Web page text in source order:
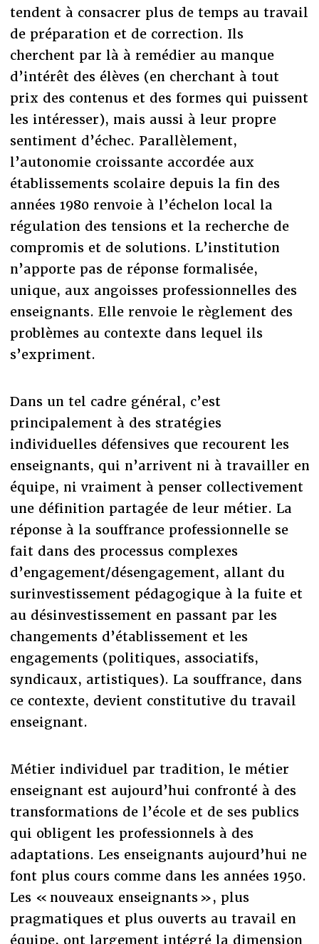
tendent à consacrer plus de temps au travail
de préparation et de correction. Ils
cherchent par là à remédier au manque
d’intérêt des élèves (en cherchant à tout
prix des contenus et des formes qui puissent
les intéresser), mais aussi à leur propre
sentiment d’échec. Parallèlement,
l’autonomie croissante accordée aux
établissements scolaire depuis la fin des
années 1980 renvoie à l’échelon local la
régulation des tensions et la recherche de
compromis et de solutions. L’institution
n’apporte pas de réponse formalisée,
unique, aux angoisses professionnelles des
enseignants. Elle renvoie le règlement des
problèmes au contexte dans lequel ils
s’expriment.
Dans un tel cadre général, c’est
principalement à des stratégies
individuelles défensives que recourent les
enseignants, qui n’arrivent ni à travailler en
équipe, ni vraiment à penser collectivement
une définition partagée de leur métier. La
réponse à la souffrance professionnelle se
fait dans des processus complexes
d’engagement/désengagement, allant du
surinvestissement pédagogique à la fuite et
au désinvestissement en passant par les
changements d’établissement et les
engagements (politiques, associatifs,
syndicaux, artistiques). La souffrance, dans
ce contexte, devient constitutive du travail
enseignant.
Métier individuel par tradition, le métier
enseignant est aujourd’hui confronté à des
transformations de l’école et de ses publics
qui obligent les professionnels à des
adaptations. Les enseignants aujourd’hui ne
font plus cours comme dans les années 1950.
Les « nouveaux enseignants », plus
pragmatiques et plus ouverts au travail en
équipe, ont largement intégré la dimension